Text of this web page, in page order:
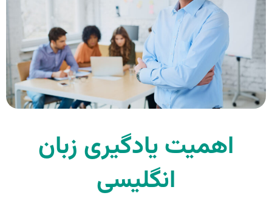
اهمیت یادگیری زبان
انگلیسی